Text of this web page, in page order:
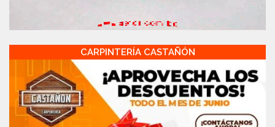
CARPINTERÍA CASTAÑÓN